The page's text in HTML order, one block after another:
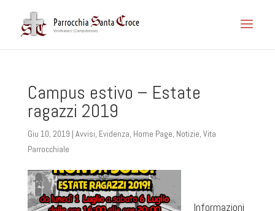
Campus estivo – Estate
ragazzi 2019
Giu 10, 2019 | Avvisi, Evidenza, Home Page, Notizie, Vita
Parrocchiale
Informazioni